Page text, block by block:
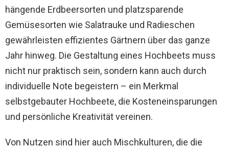
hängende Erdbeersorten und platzsparende
Gemüsesorten wie Salatrauke und Radieschen
gewährleisten effizientes Gärtnern über das ganze
Jahr hinweg. Die Gestaltung eines Hochbeets muss
nicht nur praktisch sein, sondern kann auch durch
individuelle Note begeistern – ein Merkmal
selbstgebauter Hochbeete, die Kosteneinsparungen
und persönliche Kreativität vereinen.
Von Nutzen sind hier auch Mischkulturen, die die